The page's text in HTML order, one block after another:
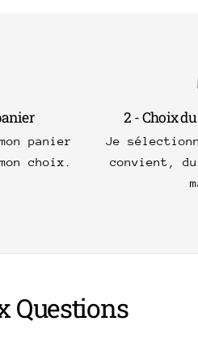
panier
choix.
2 - Choix
Je
convient,
Questions